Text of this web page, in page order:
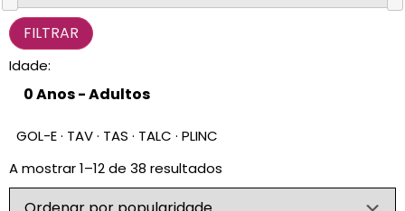
Idade:
GOL-E · TAV · TAS · TALC · PLINC
A mostrar 1–12 de 38 resultados